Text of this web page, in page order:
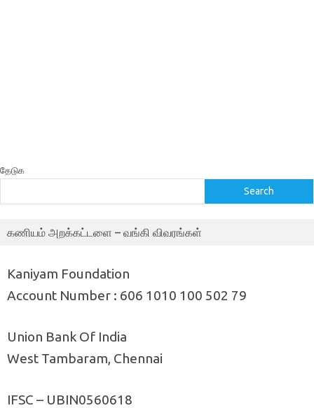
தேடுக
Search
கணியம் அறக்கட்டளை – வங்கி விவரங்கள்
Kaniyam Foundation
Account Number : 606 1010 100 502 79
Union Bank Of India
West Tambaram, Chennai
IFSC – UBIN0560618